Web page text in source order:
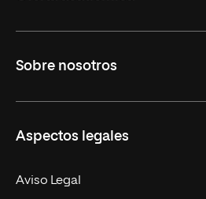
Másteres Oficiales
Doctorados
Experto Universitario
Sobre nosotros
Facultades
Nuestro Equipo
Aspectos legales
Aviso Legal